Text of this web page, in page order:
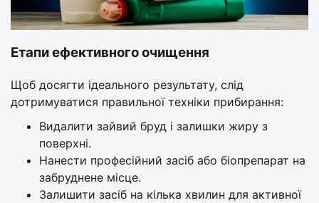
Етапи ефективного очищення
Щоб досягти ідеального результату, слід
дотримуватися правильної техніки прибирання:
Видалити зайвий бруд і залишки жиру з
поверхні.
Нанести професійний засіб або біопрепарат на
забруднене місце.
Залишити засіб на кілька хвилин для активної